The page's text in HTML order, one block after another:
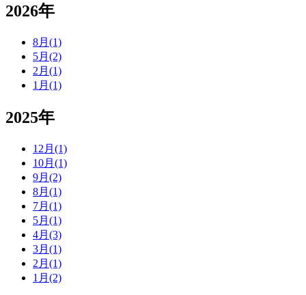
2026年
8月(1)
5月(2)
2月(1)
1月(1)
2025年
12月(1)
10月(1)
9月(2)
8月(1)
7月(1)
5月(1)
4月(3)
3月(1)
2月(1)
1月(2)